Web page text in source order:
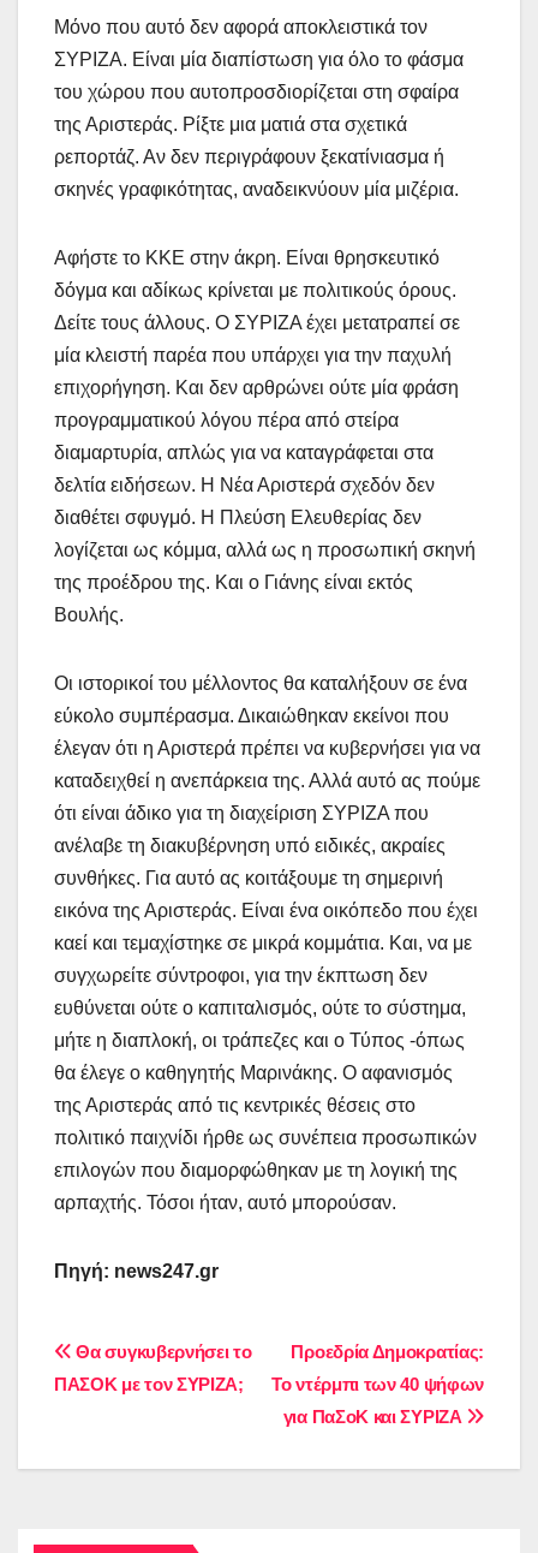
Μόνο που αυτό δεν αφορά αποκλειστικά τον
ΣΥΡΙΖΑ. Είναι μία διαπίστωση για όλο το φάσμα
του χώρου που αυτοπροσδιορίζεται στη σφαίρα
της Αριστεράς. Ρίξτε μια ματιά στα σχετικά
ρεπορτάζ. Αν δεν περιγράφουν ξεκατίνιασμα ή
σκηνές γραφικότητας, αναδεικνύουν μία μιζέρια.
Αφήστε το ΚΚΕ στην άκρη. Είναι θρησκευτικό
δόγμα και αδίκως κρίνεται με πολιτικούς όρους.
Δείτε τους άλλους. Ο ΣΥΡΙΖΑ έχει μετατραπεί σε
μία κλειστή παρέα που υπάρχει για την παχυλή
επιχορήγηση. Και δεν αρθρώνει ούτε μία φράση
προγραμματικού λόγου πέρα από στείρα
διαμαρτυρία, απλώς για να καταγράφεται στα
δελτία ειδήσεων. Η Νέα Αριστερά σχεδόν δεν
διαθέτει σφυγμό. Η Πλεύση Ελευθερίας δεν
λογίζεται ως κόμμα, αλλά ως η προσωπική σκηνή
της προέδρου της. Και ο Γιάνης είναι εκτός
Βουλής.
Οι ιστορικοί του μέλλοντος θα καταλήξουν σε ένα
εύκολο συμπέρασμα. Δικαιώθηκαν εκείνοι που
έλεγαν ότι η Αριστερά πρέπει να κυβερνήσει για να
καταδειχθεί η ανεπάρκεια της. Αλλά αυτό ας πούμε
ότι είναι άδικο για τη διαχείριση ΣΥΡΙΖΑ που
ανέλαβε τη διακυβέρνηση υπό ειδικές, ακραίες
συνθήκες. Για αυτό ας κοιτάξουμε τη σημερινή
εικόνα της Αριστεράς. Είναι ένα οικόπεδο που έχει
καεί και τεμαχίστηκε σε μικρά κομμάτια. Και, να με
συγχωρείτε σύντροφοι, για την έκπτωση δεν
ευθύνεται ούτε ο καπιταλισμός, ούτε το σύστημα,
μήτε η διαπλοκή, οι τράπεζες και ο Τύπος -όπως
θα έλεγε ο καθηγητής Μαρινάκης. Ο αφανισμός
της Αριστεράς από τις κεντρικές θέσεις στο
πολιτικό παιχνίδι ήρθε ως συνέπεια προσωπικών
επιλογών που διαμορφώθηκαν με τη λογική της
αρπαχτής. Τόσοι ήταν, αυτό μπορούσαν.
Πηγή: news247.gr
Πλοήγηση
άρθρων
Προεδρία Δημοκρατίας:
Το ντέρμπι των 40 ψήφων
για ΠαΣοΚ και ΣΥΡΙΖΑ
Θα συγκυβερνήσει το
ΠΑΣΟΚ με τον ΣΥΡΙΖΑ;